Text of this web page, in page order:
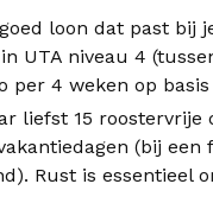
de vakmensen op
van en werkt veel
jouw nauwkeurigheid
opdrachtgever
de CAO Bouw &
loon dat past bij
UTA niveau 4
per 4 weken op
liefst 15 roostervrije
(bij een
Rust is essentieel